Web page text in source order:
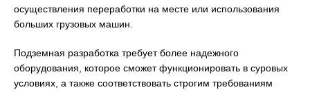
осуществления переработки на месте или использования
больших грузовых машин.
Подземная разработка требует более надежного
оборудования, которое сможет функционировать в суровых
условиях, а также соответствовать строгим требованиям